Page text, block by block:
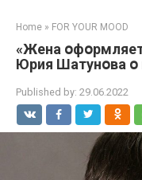
Home » FOR YOUR MOOD
«Жена
Юрия Шатунօва օ
Published by: 29.06.2022